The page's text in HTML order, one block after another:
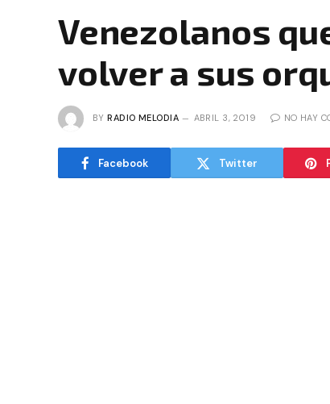
Venezolanos
volver a sus
BY RADIO MELODIA ABRIL 3, 2019 NO HAY
Facebook Twitter